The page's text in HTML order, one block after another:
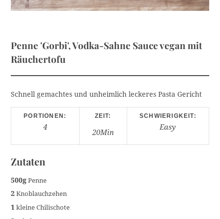
Penne 'Gorbi', Vodka-Sahne Sauce vegan mit
Räuchertofu
PORTIONEN:
4
ZEIT:
20Min
SCHWIERIGKEIT:
Easy
Schnell gemachtes und unheimlich leckeres Pasta Gericht
Zutaten
500gPenne
2Knoblauchzehen
1 kleine Chilischote